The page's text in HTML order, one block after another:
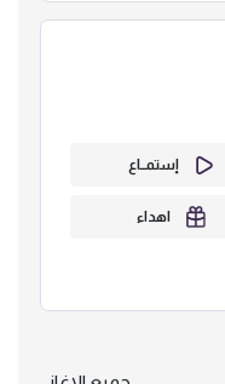
إستمــاع
اهداء